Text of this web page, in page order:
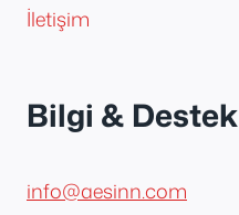
İletişim
Bilgi & Destek
info@aesinn.com